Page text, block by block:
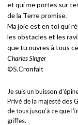
et qui me portes sur
de la Terre promise.
Ma joie est en toi qui
les obstacles et les
que tu ouvres à tous
Charles Singer
©S.Cronfalt
Je suis un buisson
Privé de la majesté des
de tous jusqu’à ce que
griffes.